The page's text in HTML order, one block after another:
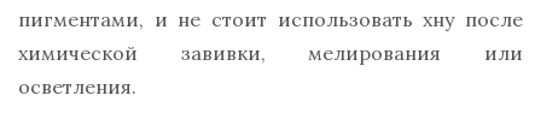
пигментами, и не стоит использовать хну после
химической завивки, мелирования или
осветления.